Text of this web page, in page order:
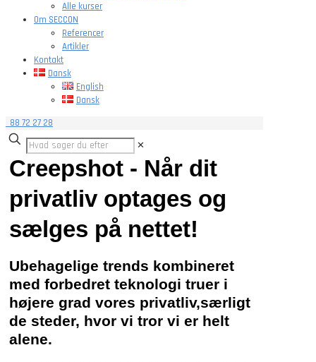
Alle kurser
Om SECCON
Referencer
Artikler
Kontakt
Dansk
English
Dansk
88 72 27 28
✕
Creepshot - Når dit
privatliv optages og
sælges på nettet!
Ubehagelige trends kombineret
med forbedret teknologi truer i
højere grad vores privatliv,særligt
de steder, hvor vi tror vi er helt
alene.